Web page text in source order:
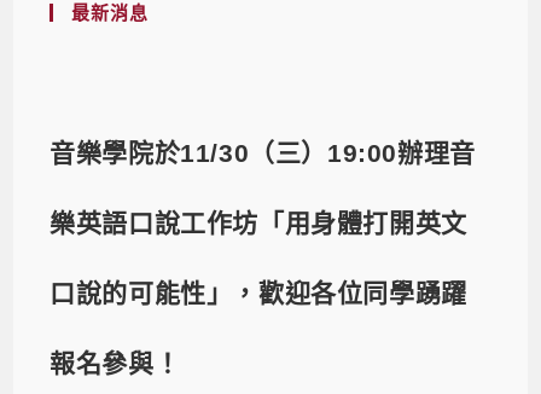
最新消息
音樂學院於11/30（三）19:00辦理音
樂英語口說工作坊「用身體打開英文
口說的可能性」，歡迎各位同學踴躍
報名參與！